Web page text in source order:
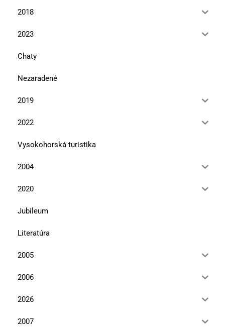
2018
2023
Chaty
Nezaradené
2019
2022
Vysokohorská turistika
2004
2020
Jubileum
Literatúra
2005
2006
2026
2007